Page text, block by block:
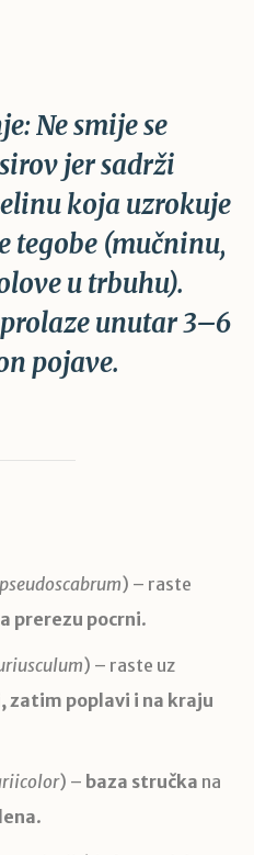
Ne smije se
jer sadrži
koja uzrokuje
tegobe (mučninu,
u trbuhu).
unutar3–6
pojave.
) – raste
prerezu pocrni.
) – raste uz
zatim poplavi i na kraju
) – baza stručka na
.